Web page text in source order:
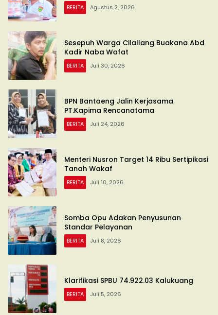
BERITA Agustus 2, 2026
Sesepuh Warga Cilallang Buakana Abd
Kadir Naba Wafat
BERITA Juli 30, 2026
BPN Bantaeng Jalin Kerjasama
PT.Kapima Rencanatama
BERITA Juli 24, 2026
Menteri Nusron Target 14 Ribu Sertipikasi
Tanah Wakaf
BERITA Juli 10, 2026
Somba Opu Adakan Penyusunan
Standar Pelayanan
BERITA Juli 8, 2026
Klarifikasi SPBU 74.922.03 Kalukuang
BERITA Juli 5, 2026